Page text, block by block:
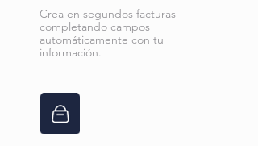
Crea en segundos facturas
completando campos
automáticamente con tu
información.